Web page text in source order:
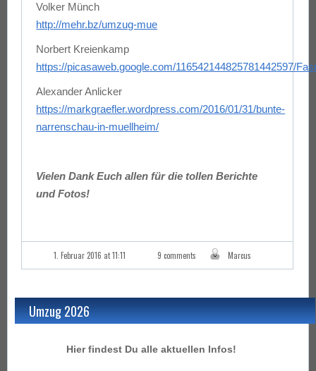
Volker Münch
http://mehr.bz/umzug-mue
Norbert Kreienkamp
https://picasaweb.google.com/116542144825781442597/
Alexander Anlicker
https://markgraefler.wordpress.com/2016/01/31/bunte-
narrenschau-in-muellheim/
Vielen Dank Euch allen für die tollen Berichte
und Fotos!
1. Februar 2016 at 11:11 9 comments Marcus
Umzug 2026
Hier findest Du alle aktuellen Infos!